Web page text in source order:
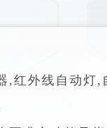
,红外线自动灯